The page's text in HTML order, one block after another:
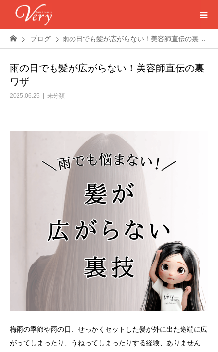
ブログ 雨の日でも髪が広がらない！美容師直伝の裏ワザ
雨の日でも髪が広がらない！美容師直伝の裏
ワザ
2025.06.25 未分類
梅雨の季節や雨の日、せっかくセットした髪が外に出た途端に広
がってしまったり、うねってしまったりする経験、ありません